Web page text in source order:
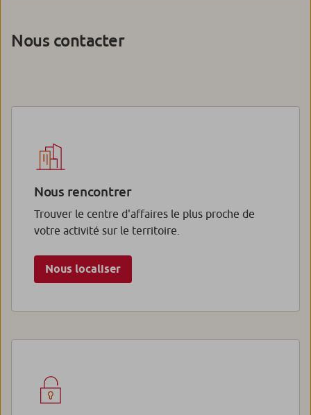
Nous contacter
Nous rencontrer
Trouver le centre d'affaires le plus proche de
votre activité sur le territoire.
Nous localiser